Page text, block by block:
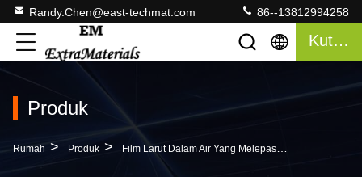
Randy.Chen@east-techmat.com 86--13812994258
Kutipan
Produk
Rumah > Produk > Film Larut Dalam Air Yang Melepaskan Cetakan